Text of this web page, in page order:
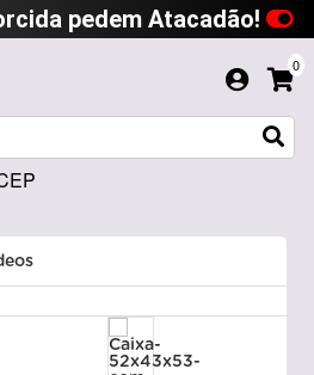
pedem Atacadão!
0